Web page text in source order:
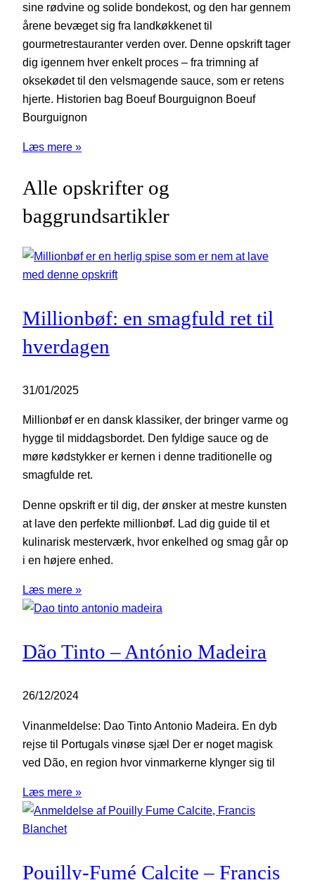
sine rødvine og solide bondekost, og den har gennem
årene bevæget sig fra landkøkkenet til
gourmetrestauranter verden over. Denne opskrift tager
dig igennem hver enkelt proces – fra trimning af
oksekødet til den velsmagende sauce, som er retens
hjerte. Historien bag Boeuf Bourguignon Boeuf
Bourguignon
Læs mere »
Alle opskrifter og
baggrundsartikler
Millionbøf: en smagfuld ret til
hverdagen
31/01/2025
Millionbøf er en dansk klassiker, der bringer varme og
hygge til middagsbordet. Den fyldige sauce og de
møre kødstykker er kernen i denne traditionelle og
smagfulde ret.
Denne opskrift er til dig, der ønsker at mestre kunsten
at lave den perfekte millionbøf. Lad dig guide til et
kulinarisk mesterværk, hvor enkelhed og smag går op
i en højere enhed.
Læs mere »
Dão Tinto – António Madeira
26/12/2024
Vinanmeldelse: Dao Tinto Antonio Madeira. En dyb
rejse til Portugals vinøse sjæl Der er noget magisk
ved Dão, en region hvor vinmarkerne klynger sig til
Læs mere »
Pouilly-Fumé Calcite – Francis